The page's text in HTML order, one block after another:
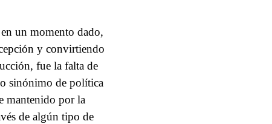
un momento dado,
y convirtiendo
fue la falta de
sinónimo de política
mantenido por la
de algún tipo de